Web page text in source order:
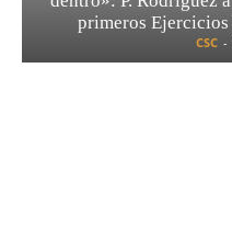
primeros
CSC -